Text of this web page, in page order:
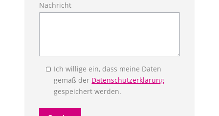
Nachricht
Ich willige ein, dass meine Daten
gemäß der Datenschutzerklärung
gespeichert werden.